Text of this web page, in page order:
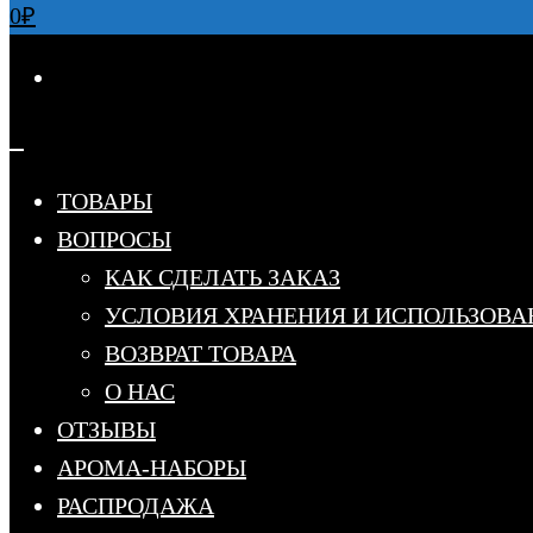
0₽
ТОВАРЫ
ВОПРОСЫ
КАК СДЕЛАТЬ ЗАКАЗ
УСЛОВИЯ ХРАНЕНИЯ И
ВОЗВРАТ ТОВАРА
О НАС
ОТЗЫВЫ
АРОМА-НАБОРЫ
РАСПРОДАЖА